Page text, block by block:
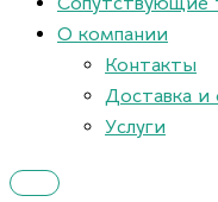
О компании
Контакты
Доставка и
Услуги